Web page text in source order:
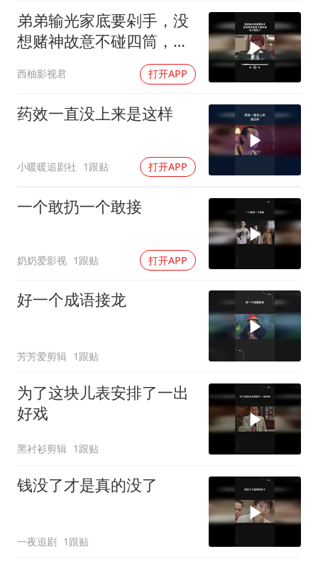
夯实基础开新局
弟弟输光家底要剁手，没
想赌神故意不碰四筒，老
西柚影视君 打开APP
药效一直没上来是这样
小暖暖追剧社 1跟贴 打开APP
一个敢扔一个敢接
奶奶爱影视 1跟贴 打开APP
好一个成语接龙
芳芳爱剪辑 1跟贴
为了这块儿表安排了一出
好戏
黑衬衫剪辑 1跟贴
钱没了才是真的没了
一夜追剧 1跟贴